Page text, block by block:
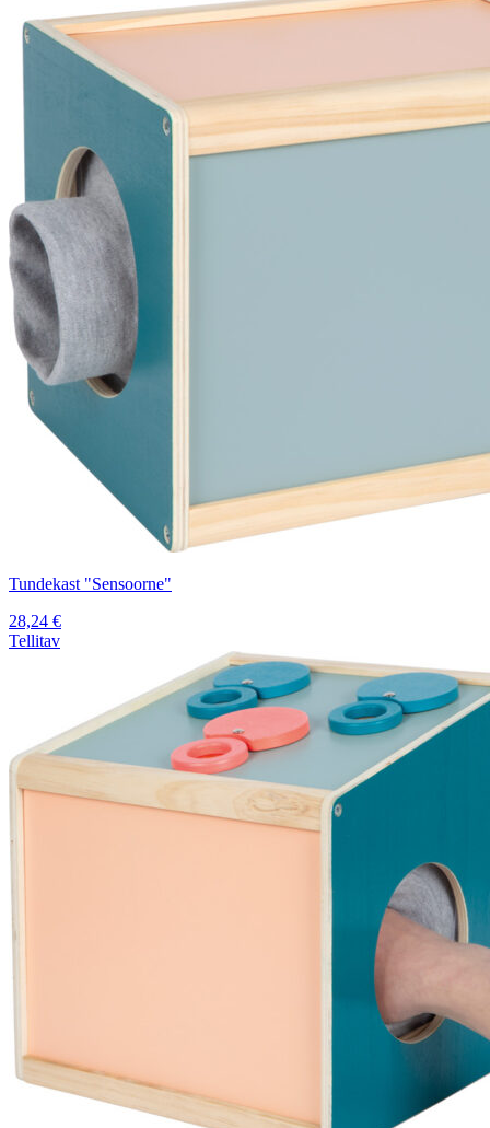
Tundekast "Sensoorne"
28,24 €
Tellitav